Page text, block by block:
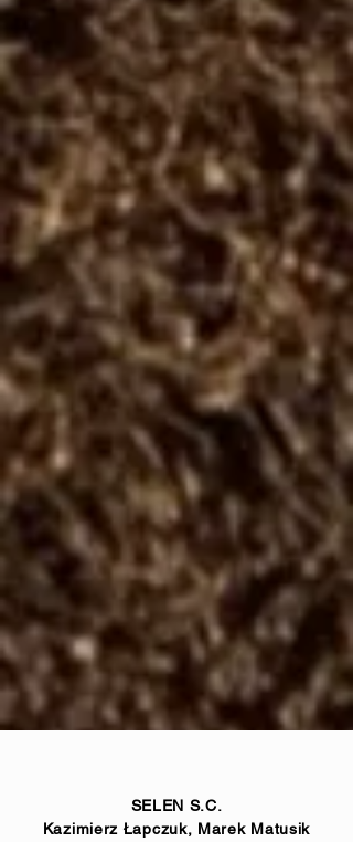
SELEN S.C.
Kazimierz Łapczuk, Marek Matusik